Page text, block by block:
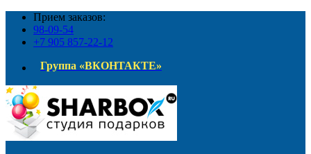
Прием заказов:
98-09-54
+7 905 857-22-12
Группа «ВКОНТАКТЕ»